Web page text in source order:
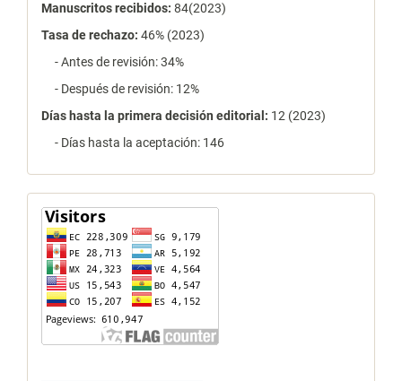
Manuscritos recibidos: 84(2023)
Tasa de rechazo: 46% (2023)
- Antes de revisión: 34%
- Después de revisión: 12%
Días hasta la primera decisión editorial: 12 (2023)
- Días hasta la aceptación: 146
contador